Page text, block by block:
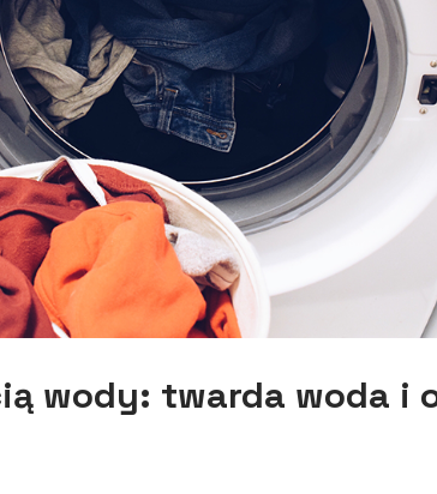
wody: twarda woda i